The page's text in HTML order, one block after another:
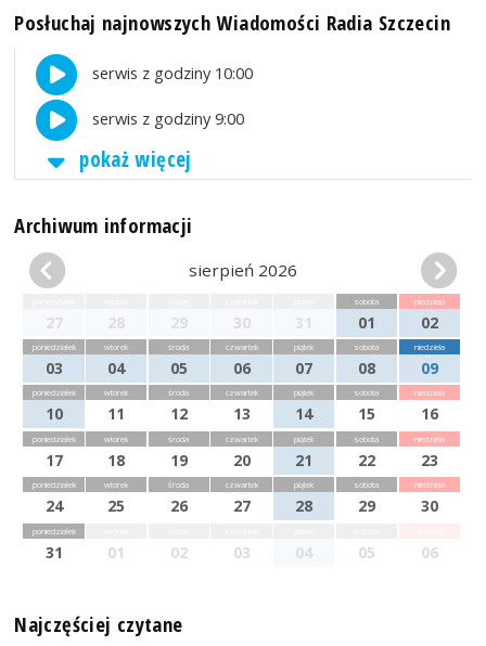
Posłuchaj najnowszych Wiadomości Radia Szczecin
serwis z godziny 10:00
serwis z godziny 9:00
pokaż więcej
Archiwum informacji
sierpień 2026
27 28 29 30 31
sobota
01
niedziela
02
poniedziałek
03
wtorek
04
środa
05
czwartek
06
piątek
07
sobota
08
niedziela
09
poniedziałek
10
wtorek
11
środa
12
czwartek
13
piątek
14
sobota
15
niedziela
16
poniedziałek
17
wtorek
18
środa
19
czwartek
20
piątek
21
sobota
22
niedziela
23
poniedziałek
24
wtorek
25
środa
26
czwartek
27
piątek
28
sobota
29
niedziela
30
poniedziałek
31 01 02 03 04 05 06
Najczęściej czytane